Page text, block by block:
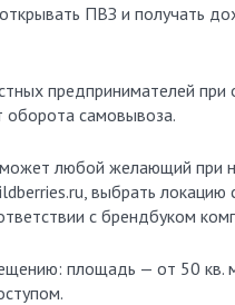
ПВЗ и получать
предпринимателей при
оборота самовывоза.
любой желающий при
выбрать
с брендбуком
площадь — от 50 кв.